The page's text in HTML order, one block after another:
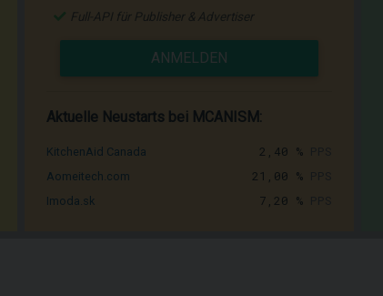
Full-API für Publisher & Advertiser
ANMELDEN
Aktuelle Neustarts bei MCANISM:
KitchenAid Canada 2,40 %
Aomeitech.com 21,00 %
Imoda.sk 7,20 %